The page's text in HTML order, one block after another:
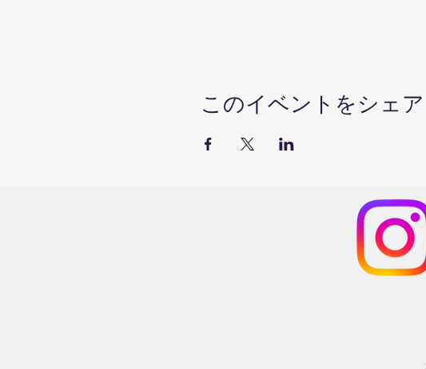
このイベントをシェア